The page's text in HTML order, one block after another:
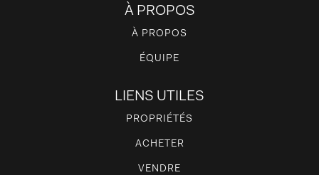
À PROPOS
À PROPOS
ÉQUIPE
LIENS UTILES
PROPRIÉTÉS
ACHETER
VENDRE